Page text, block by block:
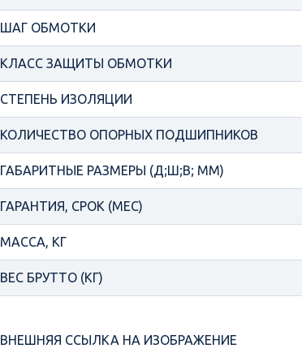
ШАГ ОБМОТКИ
КЛАСС ЗАЩИТЫ ОБМОТКИ
СТЕПЕНЬ ИЗОЛЯЦИИ
КОЛИЧЕСТВО ОПОРНЫХ ПОДШИПНИКОВ
ГАБАРИТНЫЕ РАЗМЕРЫ (Д;Ш;В; ММ)
ГАРАНТИЯ, СРОК (МЕС)
МАССА, КГ
ВЕС БРУТТО (КГ)
ВНЕШНЯЯ ССЫЛКА НА ИЗОБРАЖЕНИЕ